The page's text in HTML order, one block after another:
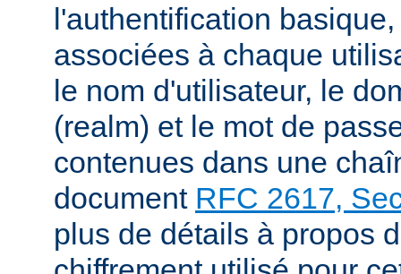
l'authentification
associées à chaque
le nom d'utilisateur, le
(realm) et le mot de
contenues dans une
document RFC 2617,
plus de détails à propos